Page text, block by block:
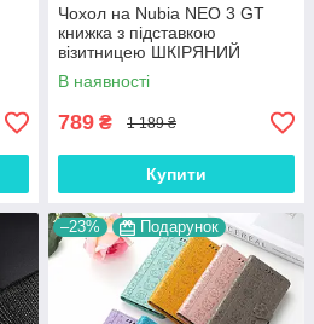
Чохол на Nubia NEO 3 GT
книжка з підставкою
візитницею ШКІРЯНИЙ
протиударний магнітний
"COUTURE"
В наявності
789 ₴ 1 189 ₴
Купити
–23% Подарунок